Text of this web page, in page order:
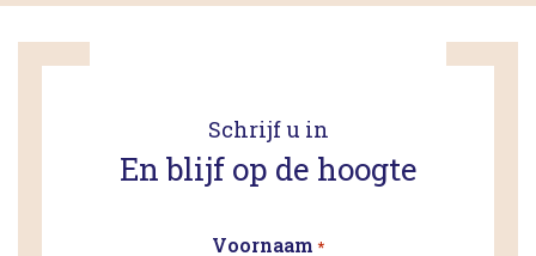
Schrijf u in
En blijf op de hoogte
Voornaam *